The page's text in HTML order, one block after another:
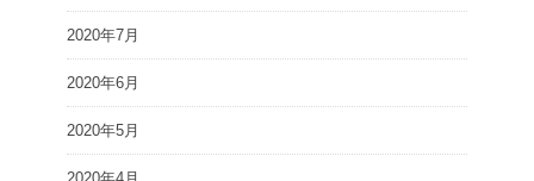
2020年7月
2020年6月
2020年5月